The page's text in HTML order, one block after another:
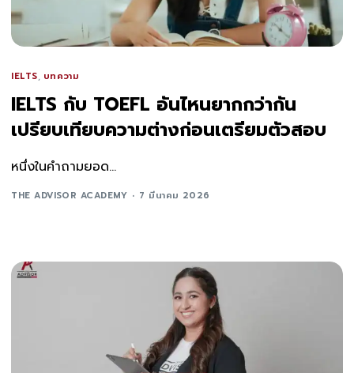
IELTS, บทความ
IELTS กับ TOEFL อันไหนยากกว่ากัน
เปรียบเทียบความต่างก่อนเตรียมตัวสอบ
หนึ่งในคำถามยอด...
THE ADVISOR ACADEMY 7 มีนาคม 2026